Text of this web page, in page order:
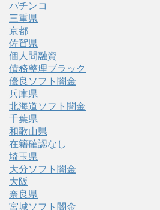
パチンコ
三重県
京都
佐賀県
個人間融資
債務整理ブラック
優良ソフト闇金
兵庫県
北海道ソフト闇金
千葉県
和歌山県
在籍確認なし
埼玉県
大分ソフト闇金
大阪
奈良県
宮城ソフト闇金